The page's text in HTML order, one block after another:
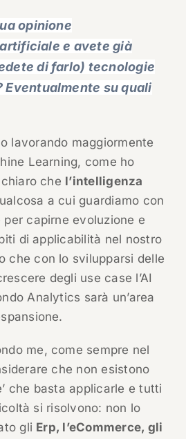
opinione
e avete già
di farlo) tecnologie
Eventualmente su quali
lavorando maggiormente
Learning, come ho
che l’intelligenza
a cui guardiamo con
capirne evoluzione e
di applicabilità nel nostro
che con lo svilupparsi delle
degli use case l’AI
Analytics sarà un’area
me, come sempre nel
che non esistono
che basta applicarle e tutti
si risolvono: non lo
gli Erp, l’eCommerce, gli